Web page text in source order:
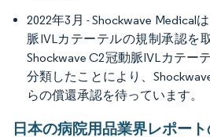
2022年3月 - Shockwave Medical
脈IVLカテーテルの規制承認を
Shockwave C2冠動脈IVLカテー
分類したことにより、
らの償還承認を待っています。
日本の病院用品業界レポー